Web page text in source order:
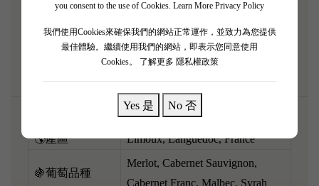
you consent to the use of Cookies. Learn More Privacy Policy
我們使用Cookies來確保我們的網站正常運作，並致力為您提供
最佳體驗。繼續使用我們的網站，即表示您同意使用
Cookies。
了解更多 隱私權政策
Yes 是 No 否
區特有嘅清涼酸度撐住，令到成支酒平衡感極高，餘
韻悠長。呢支極具貴族氣質嘅白酒，配搭芝士白汁海
鮮或者烤家禽，絕對有驚喜！
🌎產區 Limoux, Languedoc, France
🍇葡萄品種
Merlot, Cabernet Sauvignon,
Cabernet Franc, Malbec, Syrah